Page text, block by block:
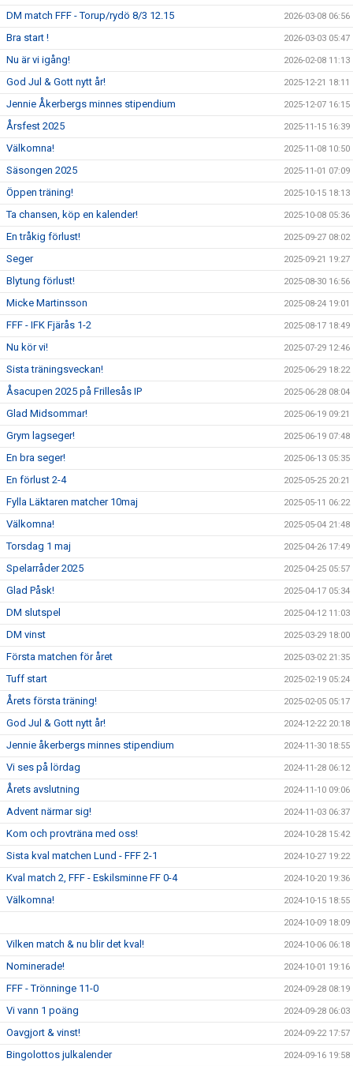
DM match FFF - Torup/rydö 8/3 12.15 2026-03-08 06:56
Bra start ! 2026-03-03 05:47
Nu är vi igång! 2026-02-08 11:13
God Jul & Gott nytt år! 2025-12-21 18:11
Jennie Åkerbergs minnes stipendium 2025-12-07 16:15
Årsfest 2025 2025-11-15 16:39
Välkomna! 2025-11-08 10:50
Säsongen 2025 2025-11-01 07:09
Öppen träning! 2025-10-15 18:13
Ta chansen, köp en kalender! 2025-10-08 05:36
En tråkig förlust! 2025-09-27 08:02
Seger 2025-09-21 19:27
Blytung förlust! 2025-08-30 16:56
Micke Martinsson 2025-08-24 19:01
FFF - IFK Fjärås 1-2 2025-08-17 18:49
Nu kör vi! 2025-07-29 12:46
Sista träningsveckan! 2025-06-29 18:22
Åsacupen 2025 på Frillesås IP 2025-06-28 08:04
Glad Midsommar! 2025-06-19 09:21
Grym lagseger! 2025-06-19 07:48
En bra seger! 2025-06-13 05:35
En förlust 2-4 2025-05-25 20:21
Fylla Läktaren matcher 10maj 2025-05-11 06:22
Välkomna! 2025-05-04 21:48
Torsdag 1 maj 2025-04-26 17:49
Spelarråder 2025 2025-04-25 05:57
Glad Påsk! 2025-04-17 05:34
DM slutspel 2025-04-12 11:03
DM vinst 2025-03-29 18:00
Första matchen för året 2025-03-02 21:35
Tuff start 2025-02-19 05:24
Årets första träning! 2025-02-05 05:17
God Jul & Gott nytt år! 2024-12-22 20:18
Jennie åkerbergs minnes stipendium 2024-11-30 18:55
Vi ses på lördag 2024-11-28 06:12
Årets avslutning 2024-11-10 09:06
Advent närmar sig! 2024-11-03 06:37
Kom och provträna med oss! 2024-10-28 15:42
Sista kval matchen Lund - FFF 2-1 2024-10-27 19:22
Kval match 2, FFF - Eskilsminne FF 0-4 2024-10-20 19:36
Välkomna! 2024-10-15 18:55
2024-10-09 18:09
Vilken match & nu blir det kval! 2024-10-06 06:18
Nominerade! 2024-10-01 19:16
FFF - Trönninge 11-0 2024-09-28 08:19
Vi vann 1 poäng 2024-09-28 06:03
Oavgjort & vinst! 2024-09-22 17:57
Bingolottos julkalender 2024-09-16 19:58